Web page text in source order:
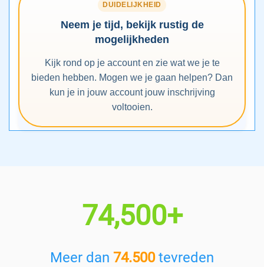
DUIDELIJKHEID
Neem je tijd, bekijk rustig de
mogelijkheden
Kijk rond op je account en zie wat we je te
bieden hebben. Mogen we je gaan helpen? Dan
kun je in jouw account jouw inschrijving
voltooien.
74,500+
Meer dan 74.500tevreden